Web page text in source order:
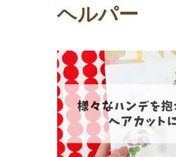
ヘルパー